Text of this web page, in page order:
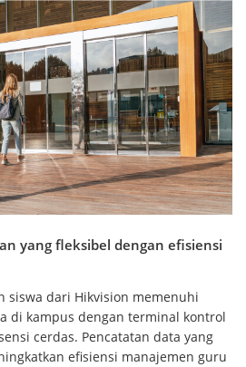
yang fleksibel dengan efisiensi
siswa dari Hikvision memenuhi
di kampus dengan terminal kontrol
cerdas. Pencatatan data yang
efisiensi manajemen guru